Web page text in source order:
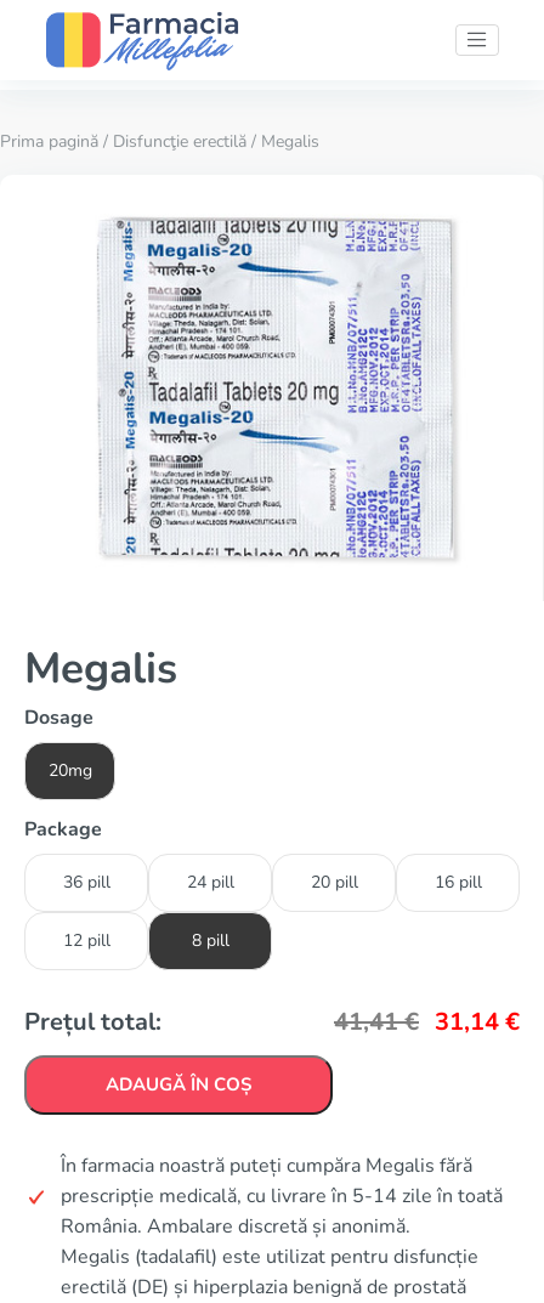
Prima pagină / Disfuncţie erectilă / Megalis
Megalis
Dosage
20mg
Package
36 pill 24 pill 20 pill 16 pill
12 pill 8 pill
Prețul total: 41,41€ 31,14€
ADAUGĂ ÎN COȘ
În farmacia noastră puteți cumpăra Megalis fără
prescripție medicală, cu livrare în 5-14 zile în toată
România. Ambalare discretă și anonimă.
Megalis (tadalafil) este utilizat pentru disfuncție
erectilă (DE) și hiperplazia benignă de prostată